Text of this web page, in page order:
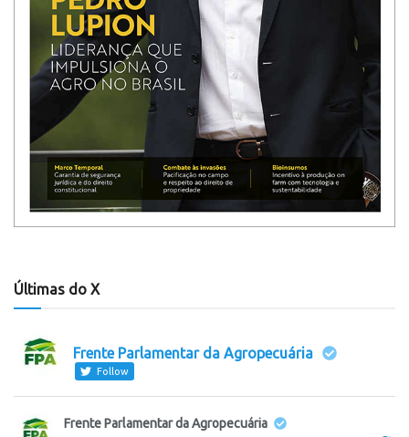
Últimas do X
Frente Parlamentar da Agropecuária
Follow
Frente Parlamentar da Agropecuária